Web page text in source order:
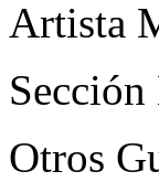
Artista
Sección
Otros